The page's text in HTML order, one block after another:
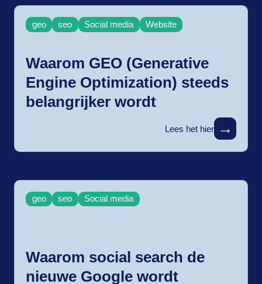
geo seo Social media Website
Waarom GEO (Generative
Engine Optimization) steeds
belangrijker wordt
Lees het hier →
geo seo Social media
Waarom social search de
nieuwe Google wordt